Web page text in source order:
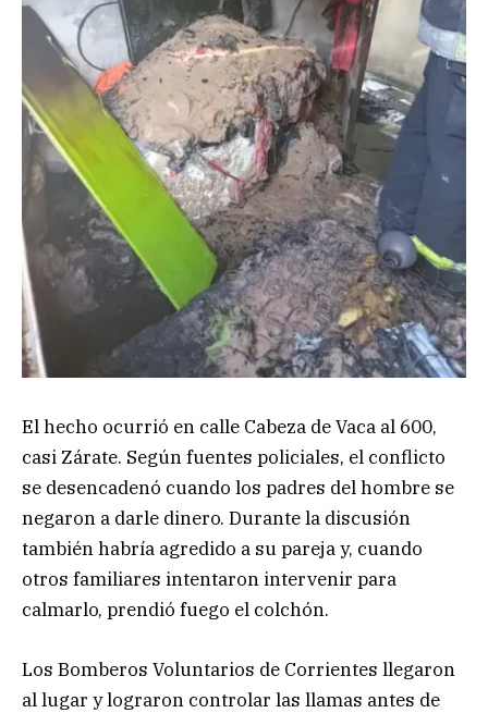
El hecho ocurrió en calle Cabeza de Vaca al 600,
casi Zárate. Según fuentes policiales, el conflicto
se desencadenó cuando los padres del hombre se
negaron a darle dinero. Durante la discusión
también habría agredido a su pareja y, cuando
otros familiares intentaron intervenir para
calmarlo, prendió fuego el colchón.
Los Bomberos Voluntarios de Corrientes llegaron
al lugar y lograron controlar las llamas antes de